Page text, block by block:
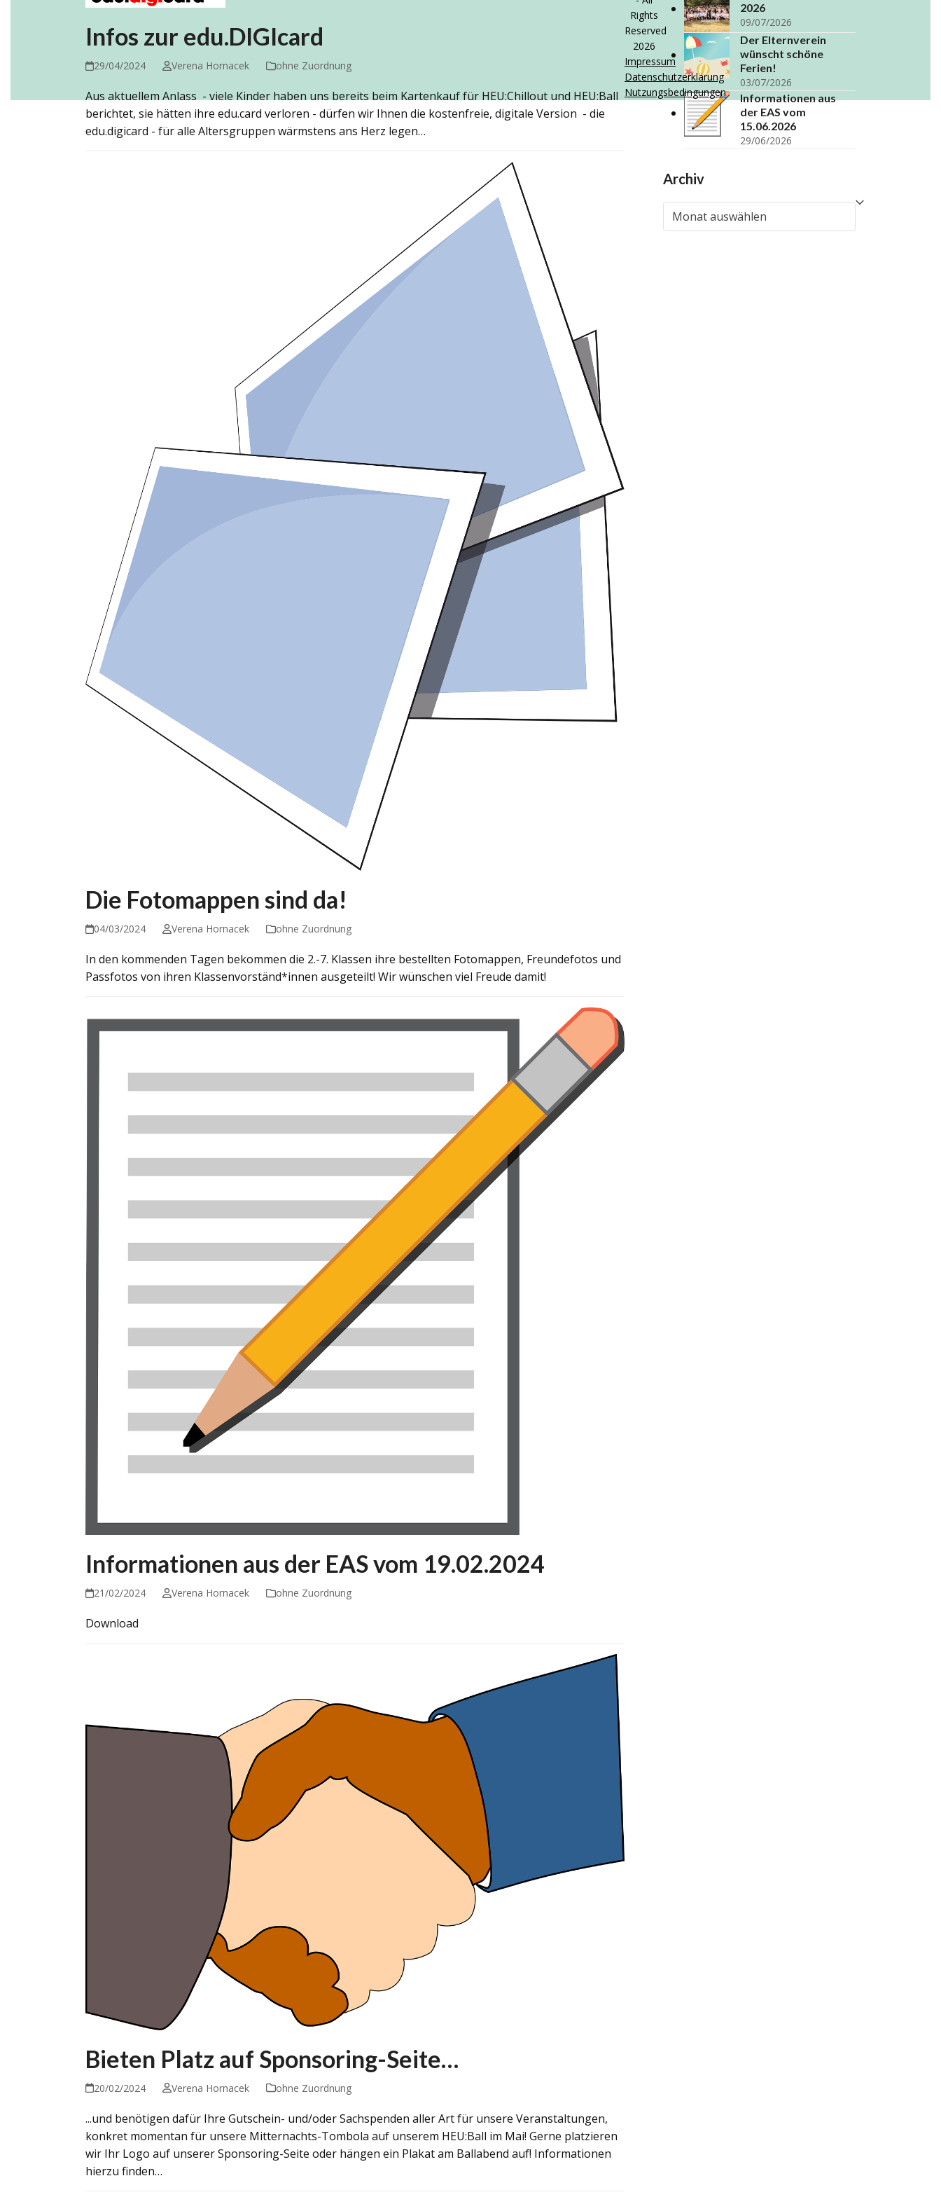
Infos zur edu.DIGIcard
29/04/2024 Verena Hornacek ohne Zuordnung
Aus aktuellem Anlass - viele Kinder haben uns bereits beim Kartenkauf für HEU:Chillout und HEU:Ball
berichtet, sie hätten ihre edu.card verloren - dürfen wir Ihnen die kostenfreie, digitale Version - die
edu.digicard - für alle Altersgruppen wärmstens ans Herz legen…
Die Fotomappen sind da!
04/03/2024 Verena Hornacek ohne Zuordnung
In den kommenden Tagen bekommen die 2.-7. Klassen ihre bestellten Fotomappen, Freundefotos und
Passfotos von ihren Klassenvorständ*innen ausgeteilt! Wir wünschen viel Freude damit!
Informationen aus der EAS vom 19.02.2024
21/02/2024 Verena Hornacek ohne Zuordnung
Download
Bieten Platz auf Sponsoring-Seite…
20/02/2024 Verena Hornacek ohne Zuordnung
...und benötigen dafür Ihre Gutschein- und/oder Sachspenden aller Art für unsere Veranstaltungen,
konkret momentan für unsere Mitternachts-Tombola auf unserem HEU:Ball im Mai! Gerne platzieren
wir Ihr Logo auf unserer Sponsoring-Seite oder hängen ein Plakat am Ballabend auf! Informationen
hierzu finden…
2026
09/07/2026
Der Elternverein
wünscht schöne
Ferien!
03/07/2026
Informationen aus
der EAS vom
15.06.2026
29/06/2026
Archiv
Archiv
Rights
Reserved
2026
Impressum
Datenschutzerklärung
Nutzungsbedingungen